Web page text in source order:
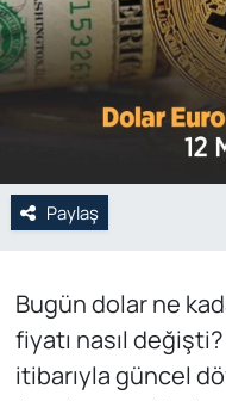
Paylaş
Bugün dolar ne
fiyatı nasıl değişti?
itibarıyla güncel
Özel Haber
POLİTİKA
Spor
Yerel